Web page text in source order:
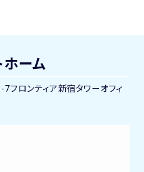
ーム
ロンティア新宿タワーオフィ